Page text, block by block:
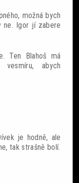
možná bych
ne. Igor jí zabere
Ten Blahoš má
abych
je hodně, ale
tak strašně bolí.